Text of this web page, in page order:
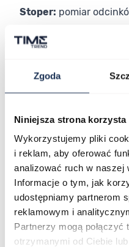
Zgoda
Niniejsza strona
Wykorzystujemy pliki
i reklam, aby oferować
analizować ruch w naszej
Informacje o tym, jak
udostępniamy partnerom
reklamowym i
Partnerzy mogą
otrzymanymi od Ciebie
Stoper: pomiar
przydatną podczas
Timer:
odliczanie
Datownik:
bieżący
Wybór dopasowany do
G-Shock DW-5600MNC-
świeżym powietrzu oraz
od zegarka odporności i
z żywicy i kompaktowa
swobodę ruchu bez
propozycja dla
działający bez